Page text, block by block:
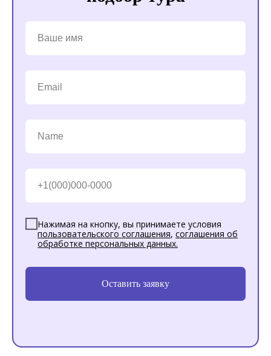
Нажимая на кнопку, вы принимаете условия
пользовательского соглашения, соглашения об
обработке персональных данных.
Оставить заявку